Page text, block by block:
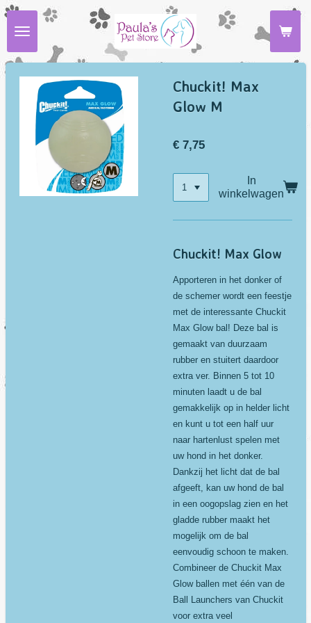
Ga
direct
de
hoofdinhoud
Chuckit! Max
Glow M
€ 7,75
In
winkelwagen
Chuckit! Max Glow
Apporteren in het donker of
de schemer wordt een feestje
met de interessante Chuckit
Max Glow bal! Deze bal is
gemaakt van duurzaam
rubber en stuitert daardoor
extra ver. Binnen 5 tot 10
minuten laadt u de bal
gemakkelijk op in helder licht
en kunt u tot een half uur
naar hartenlust spelen met
uw hond in het donker.
Dankzij het licht dat de bal
afgeeft, kan uw hond de bal
in een oogopslag zien en het
gladde rubber maakt het
mogelijk om de bal
eenvoudig schoon te maken.
Combineer de Chuckit Max
Glow ballen met één van de
Ball Launchers van Chuckit
voor extra veel